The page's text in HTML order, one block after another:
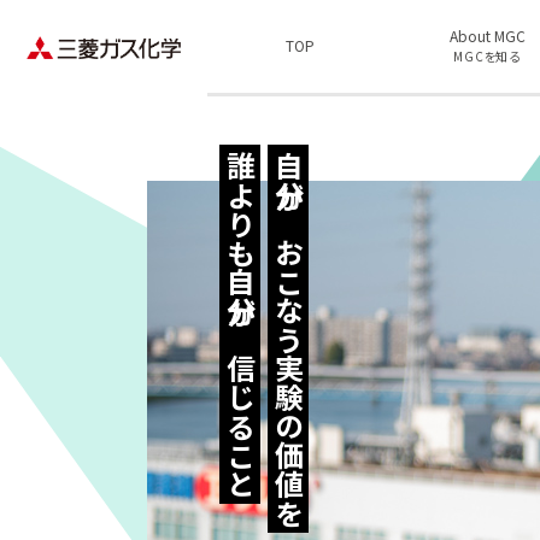
TOP About MGC
MGCを知る
自分がおこなう実験の価値を
誰よりも自分が信じること